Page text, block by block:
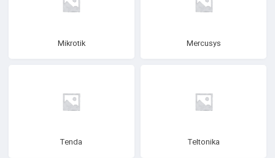
Mercusys
Mikrotik
Teltonika
Tenda